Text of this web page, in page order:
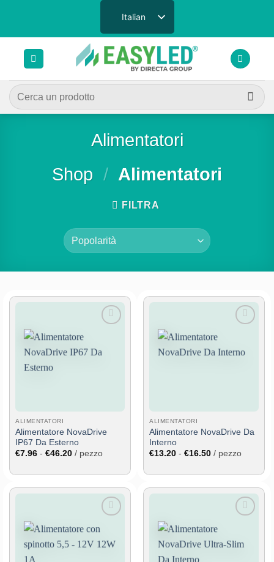
contenuti
Italian
Cerca:
Alimentatori
Shop / Alimentatori
FILTRA
dei
desideri
ALIMENTATORI
Alimentatore NovaDrive
IP67 Da Esterno
€7.96 - €46.20Fascia
da
a
/ pezzo
dei
desideri
ALIMENTATORI
Alimentatore NovaDrive Da
Interno
€13.20 - €16.50Fascia
da
a
€16.50
/ pezzo
alla lista
dei
desideri
dei
desideri